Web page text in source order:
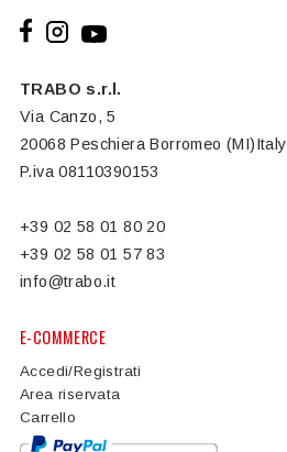
TRABO s.r.l.
Via Canzo, 5
20068 Peschiera Borromeo (MI)Italy
P.iva 08110390153
+39 02 58 01 80 20
+39 02 58 01 57 83
info@trabo.it
E-COMMERCE
Accedi/Registrati
Area riservata
Carrello